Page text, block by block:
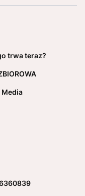
trwa teraz?